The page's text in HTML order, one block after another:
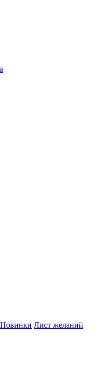
Новинки Лист желаний